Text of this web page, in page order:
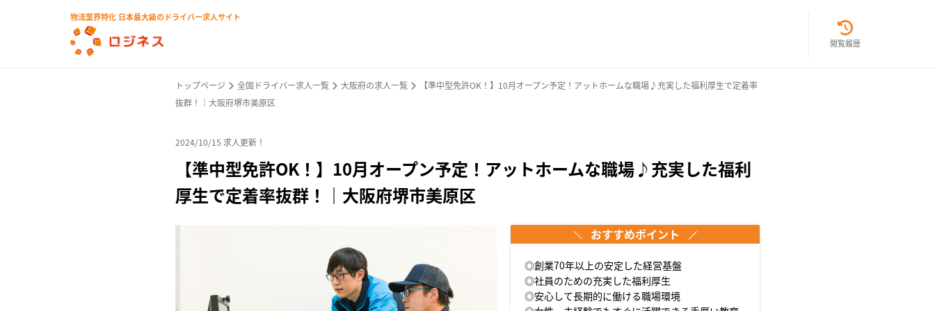
物流業界特化 日本最大級のドライバー求人サイト
閲覧履歴
トップページ 全国ドライバー求人一覧 大阪府の求人一覧
【準中型免許OK！】10月オープン予定！アットホームな職場♪充実した福利厚生で定着率
抜群！｜⼤阪府堺市美原区
2024/10/15 求人更新！
【準中型免許OK！】10月オープン予定！アットホームな職場♪充実した福利
厚生で定着率抜群！｜⼤阪府堺市美原区
おすすめポイント
◎創業70年以上の安定した経営基盤
◎社員のための充実した福利厚生
◎安心して長期的に働ける職場環境